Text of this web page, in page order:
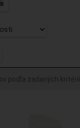
podľa zadaných kritérií.